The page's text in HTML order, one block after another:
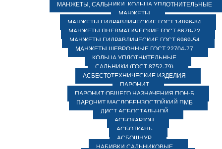
МАНЖЕТЫ, САЛЬНИКИ, КОЛЬЦА УПЛОТНИТЕЛЬНЫЕ
МАНЖЕТЫ
МАНЖЕТЫ ГИДРАВЛИЧЕСКИЕ ГОСТ 14896-84
МАНЖЕТЫ ПНЕВМАТИЧЕСКИЕ ГОСТ 6678-72
МАНЖЕТЫ ГИДРАВЛИЧЕСКИЕ ГОСТ 6969-54
МАНЖЕТЫ ШЕВРОННЫЕ ГОСТ 22704-77
КОЛЬЦА УПЛОТНИТЕЛЬНЫЕ
САЛЬНИКИ (ГОСТ 8752-79)
АСБЕСТОТЕХНИЧЕСКИЕ ИЗДЕЛИЯ
ПАРОНИТ
ПАРОНИТ ОБЩЕГО НАЗНАЧЕНИЯ ПОН-Б
ПАРОНИТ МАСЛОБЕНЗОСТОЙКИЙ ПМБ
ЛИСТ АСБОСТАЛЬНОЙ
АСБОКАРТОН
АСБОТКАНЬ
АСБОШНУР
НАБИВКИ САЛЬНИКОВЫЕ